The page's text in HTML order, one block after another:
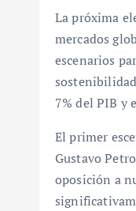
La próxima
mercados
escenarios
7% del PIB y
El primer
Gustavo
oposición a